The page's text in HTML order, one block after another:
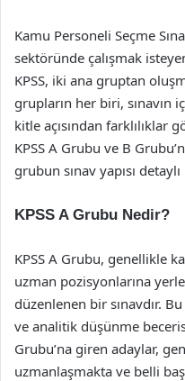
Kamu Personeli Seçme
sektöründe çalışmak
KPSS, iki ana gruptan
grupların her biri, sınavın
kitle açısından farklılıklar
KPSS A Grubu ve B
grubun sınav yapısı
KPSS A Grubu Nedir?
KPSS A Grubu, genellikle
uzman pozisyonlarına
düzenlenen bir sınavdır.
ve analitik düşünme
Grubu’na giren adaylar,
uzmanlaşmakta ve belli